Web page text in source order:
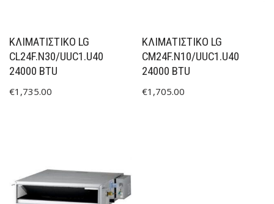
ΚΛΙΜΑΤΙΣΤΙΚΟ LG
CL24F.N30/UUC1.U40
24000 BTU
€1,735.00
ΚΛΙΜΑΤΙΣΤΙΚΟ LG
CM24F.N10/UUC1.U40
24000 BTU
€1,705.00